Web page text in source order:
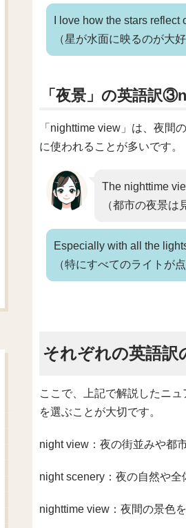
I love how the stars reflect
（星が水面に映るのが大好
「夜景」の英語訳
「nighttime view」は、夜間
に使われることが多いです。
The nighttime
（都市の夜景は
Especially with all the
（特にすべてのライトが
それぞれの英語訳
ここで、上記で解説したニ
を選ぶことが大切です。
night view：夜の街並みや都
night scenery：夜の自然や全
nighttime view：夜間の景色